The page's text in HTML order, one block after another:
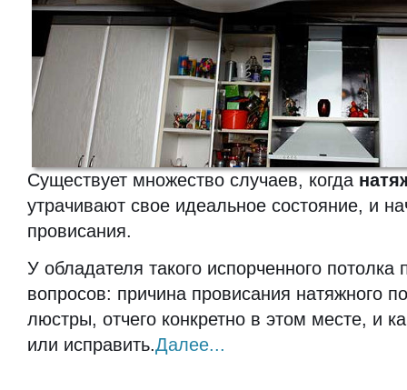
Существует множество случаев, когда
утрачивают свое идеальное состояние, и
провисания.
У обладателя такого испорченного потолка
вопросов: причина провисания натяжного
люстры, отчего конкретно в этом месте, и
или исправить.Далее...